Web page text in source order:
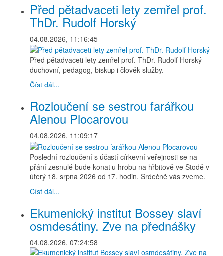
Před pětadvaceti lety zemřel prof.
ThDr. Rudolf Horský
04.08.2026, 11:16:45
Před pětadvaceti lety zemřel prof. ThDr. Rudolf Horský –
duchovní, pedagog, biskup i člověk služby.
Číst dál...
Rozloučení se sestrou farářkou
Alenou Plocarovou
04.08.2026, 11:09:17
Poslední rozloučení s účastí církevní veřejnosti se na
přání zesnulé bude konat u hrobu na hřbitově ve Stodě v
úterý 18. srpna 2026 od 17. hodin. Srdečně vás zveme.
Číst dál...
Ekumenický institut Bossey slaví
osmdesátiny. Zve na přednášky
04.08.2026, 07:24:58